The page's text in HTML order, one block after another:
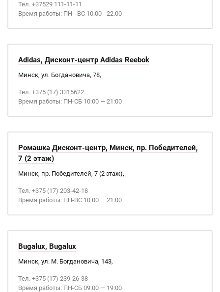
Тел. +37529 111-11-11
Время работы: ПН - ВС 10.00 - 22.00
Adidas, Дисконт-центр Adidas Reebok
Минск, ул. Богдановича, 78,
Тел. +375 (17) 3315622
Время работы: ПН-СБ 10:00 — 21:00
Ромашка Дисконт-центр, Минск, пр. Победителей,
7 (2 этаж)
Минск, пр. Победителей, 7 (2 этаж),
Тел. +375 (17) 203-42-18
Время работы: ПН-ВС 10:00 — 21:00
Bugalux, Bugalux
Минск, ул. М. Богдановича, 143,
Тел. +375 (17) 239-26-38
Время работы: ПН-СБ 09:00 — 19:00